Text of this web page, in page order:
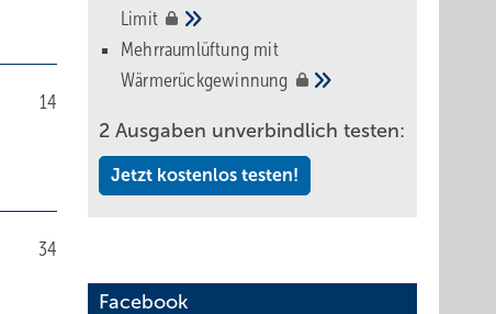
14
34
Limit
Mehrraumlüftung mit
Wärmerückgewinnung
2 Ausgaben unverbindlich testen:
Jetzt kostenlos testen!
Facebook